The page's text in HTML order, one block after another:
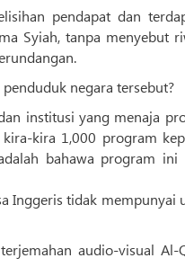
pendapat dan
Syiah, tanpa menyebut
negara tersebut?
institusi yang menaja
kira 1,000 program
bahawa program
Inggeris tidak mempunyai
audio-visual